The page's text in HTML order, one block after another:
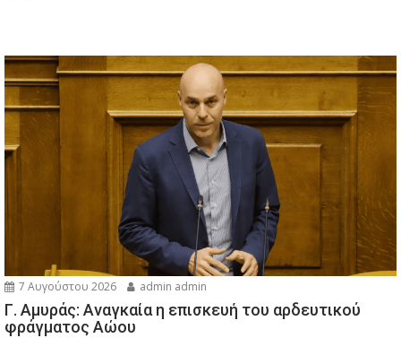
7 Αυγούστου 2026 admin admin
Γ. Αμυράς: Αναγκαία η επισκευή του αρδευτικού
φράγματος Αώου